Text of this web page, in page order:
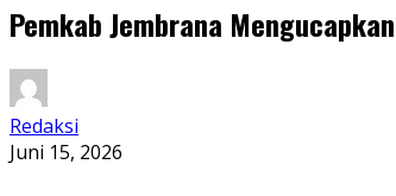
Pemkab Jembrana
Redaksi
Juni 15, 2026